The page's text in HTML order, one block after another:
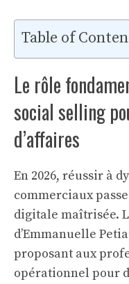
Table of
Le rôle
social selling
d’affaires
En 2026, réussir à
commerciaux
digitale maîtrisée.
d’Emmanuelle
proposant aux
opérationnel pour